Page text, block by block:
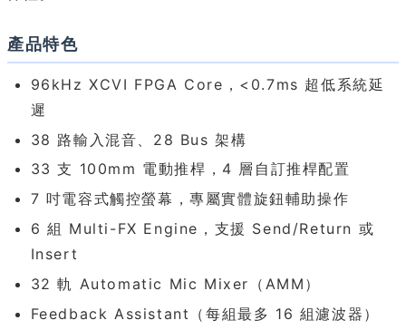
產品特色
96kHz XCVI FPGA Core，<0.7ms 超低系統延
遲
38 路輸入混音、28 Bus 架構
33 支 100mm 電動推桿，4 層自訂推桿配置
7 吋電容式觸控螢幕，專屬實體旋鈕輔助操作
6 組 Multi-FX Engine，支援 Send/Return 或
Insert
32 軌 Automatic Mic Mixer（AMM）
Feedback Assistant（每組最多 16 組濾波器）